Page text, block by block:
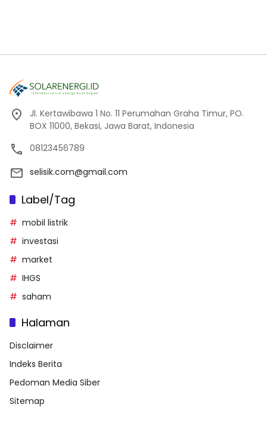
Jl. Kertawibawa 1 No. 11 Perumahan Graha Timur, PO.
BOX 11000, Bekasi, Jawa Barat, Indonesia
08123456789
selisik.com@gmail.com
Label/Tag
mobil listrik
investasi
market
IHGS
saham
Halaman
Disclaimer
Indeks Berita
Pedoman Media Siber
Sitemap